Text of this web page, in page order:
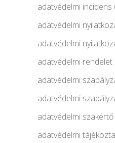
adatvédelmi incidens
adatvédelmi
adatvédelmi
adatvédelmi rendelet
adatvédelmi
adatvédelmi
adatvédelmi szakértő
adatvédelmi